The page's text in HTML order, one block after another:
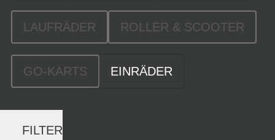
LAUFRÄDER ROLLER & SCOOTER
GO-KARTS EINRÄDER
FILTER